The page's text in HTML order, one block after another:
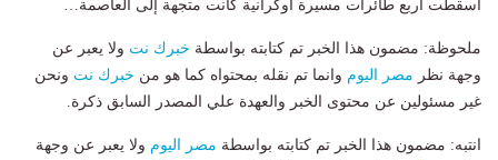
أسقطت أربع طائرات مسيرة أوكرانية كانت متجهة إلى العاصمة…
ملحوظة: مضمون هذا الخبر تم كتابته بواسطة خبرك نت ولا يعبر عن
وجهة نظر مصر اليوم وانما تم نقله بمحتواه كما هو من خبرك نت ونحن
غير مسئولين عن محتوى الخبر والعهدة علي المصدر السابق ذكرة.
انتبه: مضمون هذا الخبر تم كتابته بواسطة مصر اليوم ولا يعبر عن وجهة